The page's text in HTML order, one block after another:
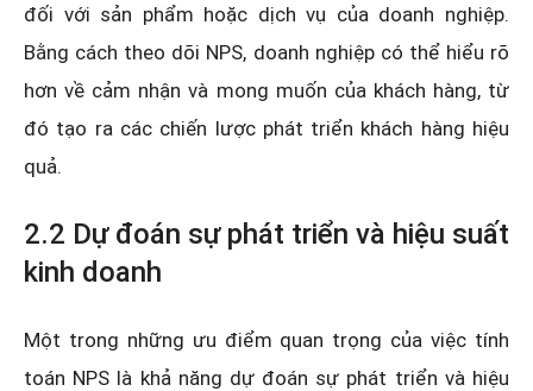
đối với sản phẩm hoặc dịch vụ của doanh nghiệp.
Bằng cách theo dõi NPS, doanh nghiệp có thể hiểu rõ
hơn về cảm nhận và mong muốn của khách hàng, từ
đó tạo ra các chiến lược phát triển khách hàng hiệu
quả.
2.2 Dự đoán sự phát triển và hiệu suất
kinh doanh
Một trong những ưu điểm quan trọng của việc tính
toán NPS là khả năng dự đoán sự phát triển và hiệu